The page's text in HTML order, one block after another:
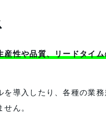
性や品質、リードタイ
導入したり、各種の業
ん。